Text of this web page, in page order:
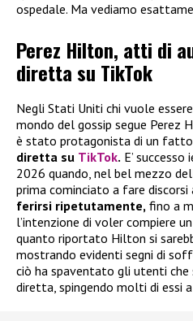
ospedale. Ma vediamo
Perez Hilton, atti di
diretta su TikTok
Negli Stati Uniti chi vuole
mondo del gossip segue Perez
è stato protagonista di un
diretta su TikTok. E’
2026 quando, nel bel mezzo
prima cominciato a fare
ferirsi ripetutamente, fino a
l’intenzione di voler compiere
quanto riportato Hilton si
mostrando evidenti segni di
ciò ha spaventato gli utenti
diretta, spingendo molti di essi